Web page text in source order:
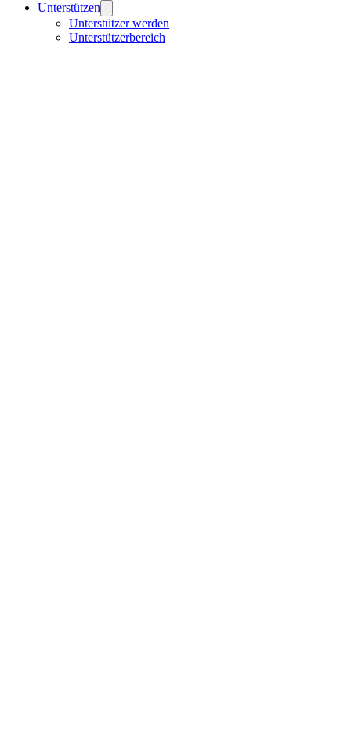
Unterstützen
Unterstützer werden
Unterstützerbereich